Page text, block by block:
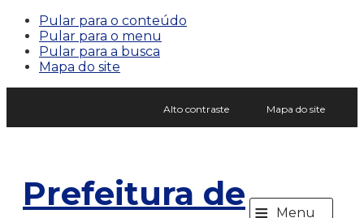
Pular para o conteúdo
Pular para o menu
Pular para a busca
Mapa do site
Alto contraste Mapa do site
Prefeitura de
Menu